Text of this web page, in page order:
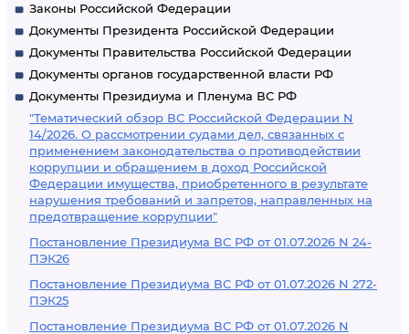
Законы Российской Федерации
Документы Президента Российской Федерации
Документы Правительства Российской Федерации
Документы органов государственной власти РФ
Документы Президиума и Пленума ВС РФ
"Тематический обзор ВС Российской Федерации N
14/2026. О рассмотрении судами дел, связанных с
применением законодательства о противодействии
коррупции и обращением в доход Российской
Федерации имущества, приобретенного в результате
нарушения требований и запретов, направленных на
предотвращение коррупции"
Постановление Президиума ВС РФ от 01.07.2026 N 24-
ПЭК26
Постановление Президиума ВС РФ от 01.07.2026 N 272-
ПЭК25
Постановление Президиума ВС РФ от 01.07.2026 N